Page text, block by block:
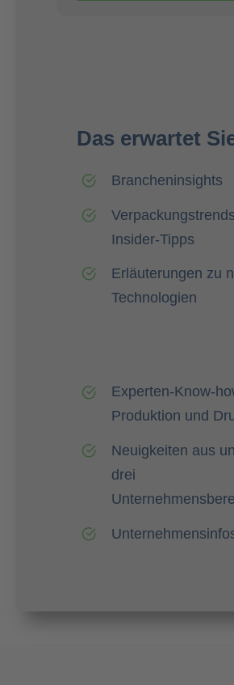
Das erwartet
Brancheninsights
Insider-Tipps
Erläuterungen zu
Technologien
Experten-Know-
Produktion und
Neuigkeiten aus
drei